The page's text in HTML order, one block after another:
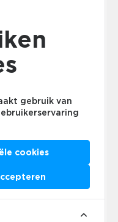
gebruik van
cookies